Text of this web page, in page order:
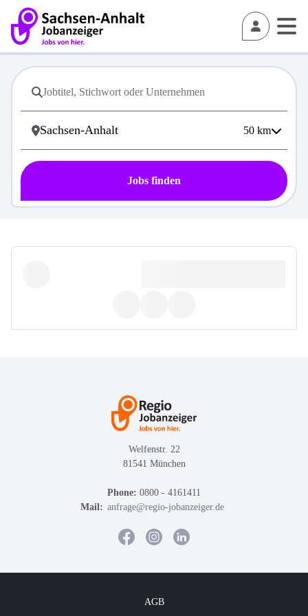
50 km
Jobs finden
Welfenstr. 22
81541 München
Phone: 0800 - 4161411
Mail: anfrage@regio-jobanzeiger.de
AGB